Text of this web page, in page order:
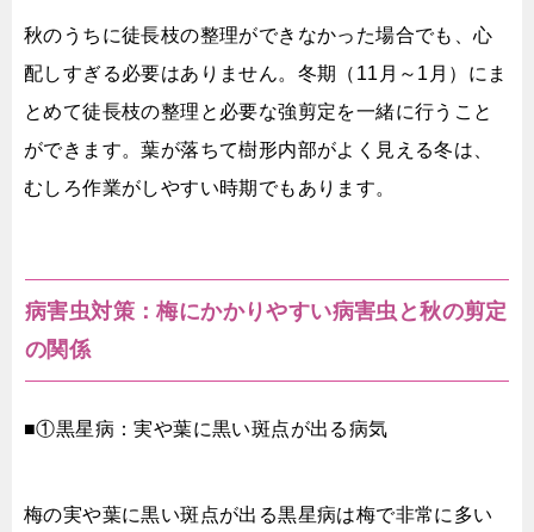
秋のうちに徒長枝の整理ができなかった場合でも、心
配しすぎる必要はありません。冬期（11月～1月）にま
とめて徒長枝の整理と必要な強剪定を一緒に行うこと
ができます。葉が落ちて樹形内部がよく見える冬は、
むしろ作業がしやすい時期でもあります。
病害虫対策：梅にかかりやすい病害虫と秋の剪定
の関係
■①黒星病：実や葉に黒い斑点が出る病気
梅の実や葉に黒い斑点が出る黒星病は梅で非常に多い